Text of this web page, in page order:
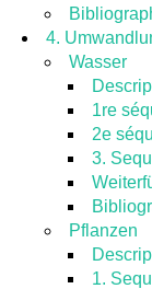
4.
Wasser
1re
2e
3.
Pflanzen
1.